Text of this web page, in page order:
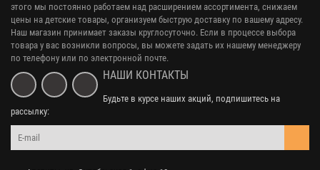
этого мы постоянно работаем над расширением ассортимента, снижаем
цены на детские товары, организуем быструю доставку по вашему адресу.
Наш магазин принимает заказы круглосуточно. Если в процессе выбора
товара у вас возникли вопросы, вы можете задать их нашему менеджеру
по телефону или по электронной почте.
НАШИ КОНТАКТЫ
Будьте в курсе наших акций, подпишитесь на
рассылку: